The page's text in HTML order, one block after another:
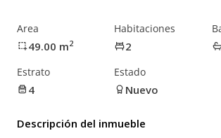
Area
49.00 m2
Habitaciones
2
Estrato
4
Estado
Nuevo
Descripción del inmueble